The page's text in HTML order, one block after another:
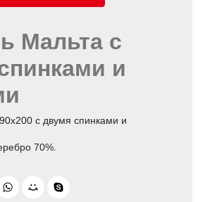
Мальта с
и
с двумя спинками и
70%.